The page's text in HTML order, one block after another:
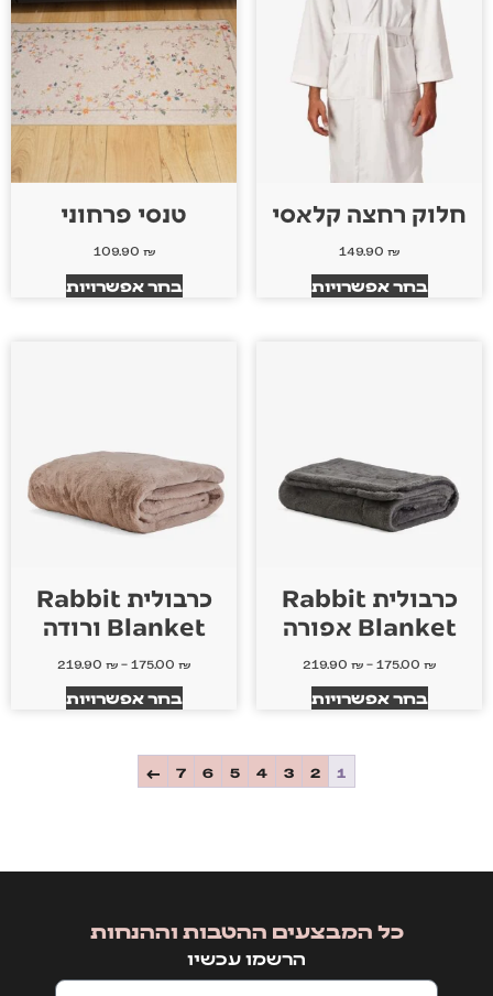
חלוק רחצה קלאסי
149.90 ₪
בחר אפשרויות
טנסי פרחוני
109.90 ₪
בחר אפשרויות
כרבולית Rabbit
Blanket אפורה
175.00 ₪
–
219.90 ₪
בחר אפשרויות
כרבולית Rabbit
Blanket ורודה
175.00 ₪
–
219.90 ₪
בחר אפשרויות
1
2
3
4
5
6
7
←
כל המבצעים ההטבות וההנחות
הרשמו עכשיו